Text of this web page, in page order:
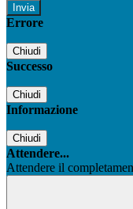
Errore
Chiudi
Successo
Chiudi
Informazione
Chiudi
Attendere...
Attendere il